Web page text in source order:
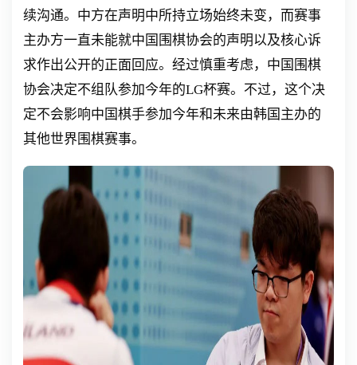
续沟通。中方在声明中所持立场始终未变，而赛事
主办方一直未能就中国围棋协会的声明以及核心诉
求作出公开的正面回应。经过慎重考虑，中国围棋
协会决定不组队参加今年的LG杯赛。不过，这个决
定不会影响中国棋手参加今年和未来由韩国主办的
其他世界围棋赛事。